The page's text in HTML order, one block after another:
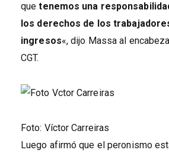
que tenemos una
los derechos de los
ingresos«, dijo Massa al
CGT.
Foto: Víctor Carreiras
Luego afirmó que el peronismo